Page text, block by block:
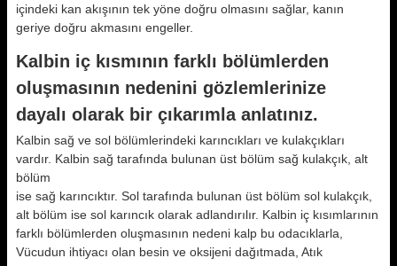
içindeki kan akışının tek yöne doğru olmasını sağlar, kanın
geriye doğru akmasını engeller.
Kalbin iç kısmının farklı bölümlerden
oluşmasının nedenini gözlemlerinize
dayalı olarak bir çıkarımla anlatınız.
Kalbin sağ ve sol bölümlerindeki karıncıkları ve kulakçıkları
vardır. Kalbin sağ tarafında bulunan üst bölüm sağ kulakçık, alt
bölüm
ise sağ karıncıktır. Sol tarafında bulunan üst bölüm sol kulakçık,
alt bölüm ise sol karıncık olarak adlandırılır. Kalbin iç kısımlarının
farklı bölümlerden oluşmasının nedeni kalp bu odacıklarla,
Vücudun ihtiyacı olan besin ve oksijeni dağıtmada, Atık